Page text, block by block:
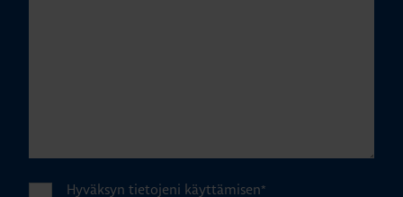
Hyväksyn tietojeni käyttämisen*